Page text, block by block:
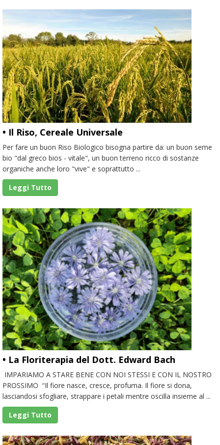
• Il Riso, Cereale Universale
Per fare un buon Riso Biologico bisogna partire da: un buon seme
bio "dal greco bios - vitale", un buon terreno ricco di sostanze
organiche anche loro "vive" e soprattutto ...
Leggi Tutto
• La Floriterapia del Dott. Edward Bach
IMPARIAMO A STARE BENE CON NOI STESSI E CON IL NOSTRO
PROSSIMO “Il fiore nasce, cresce, profuma. Il fiore si dona,
lasciandosi sfogliare, strappare i petali mentre oscilla insieme al ...
Leggi Tutto